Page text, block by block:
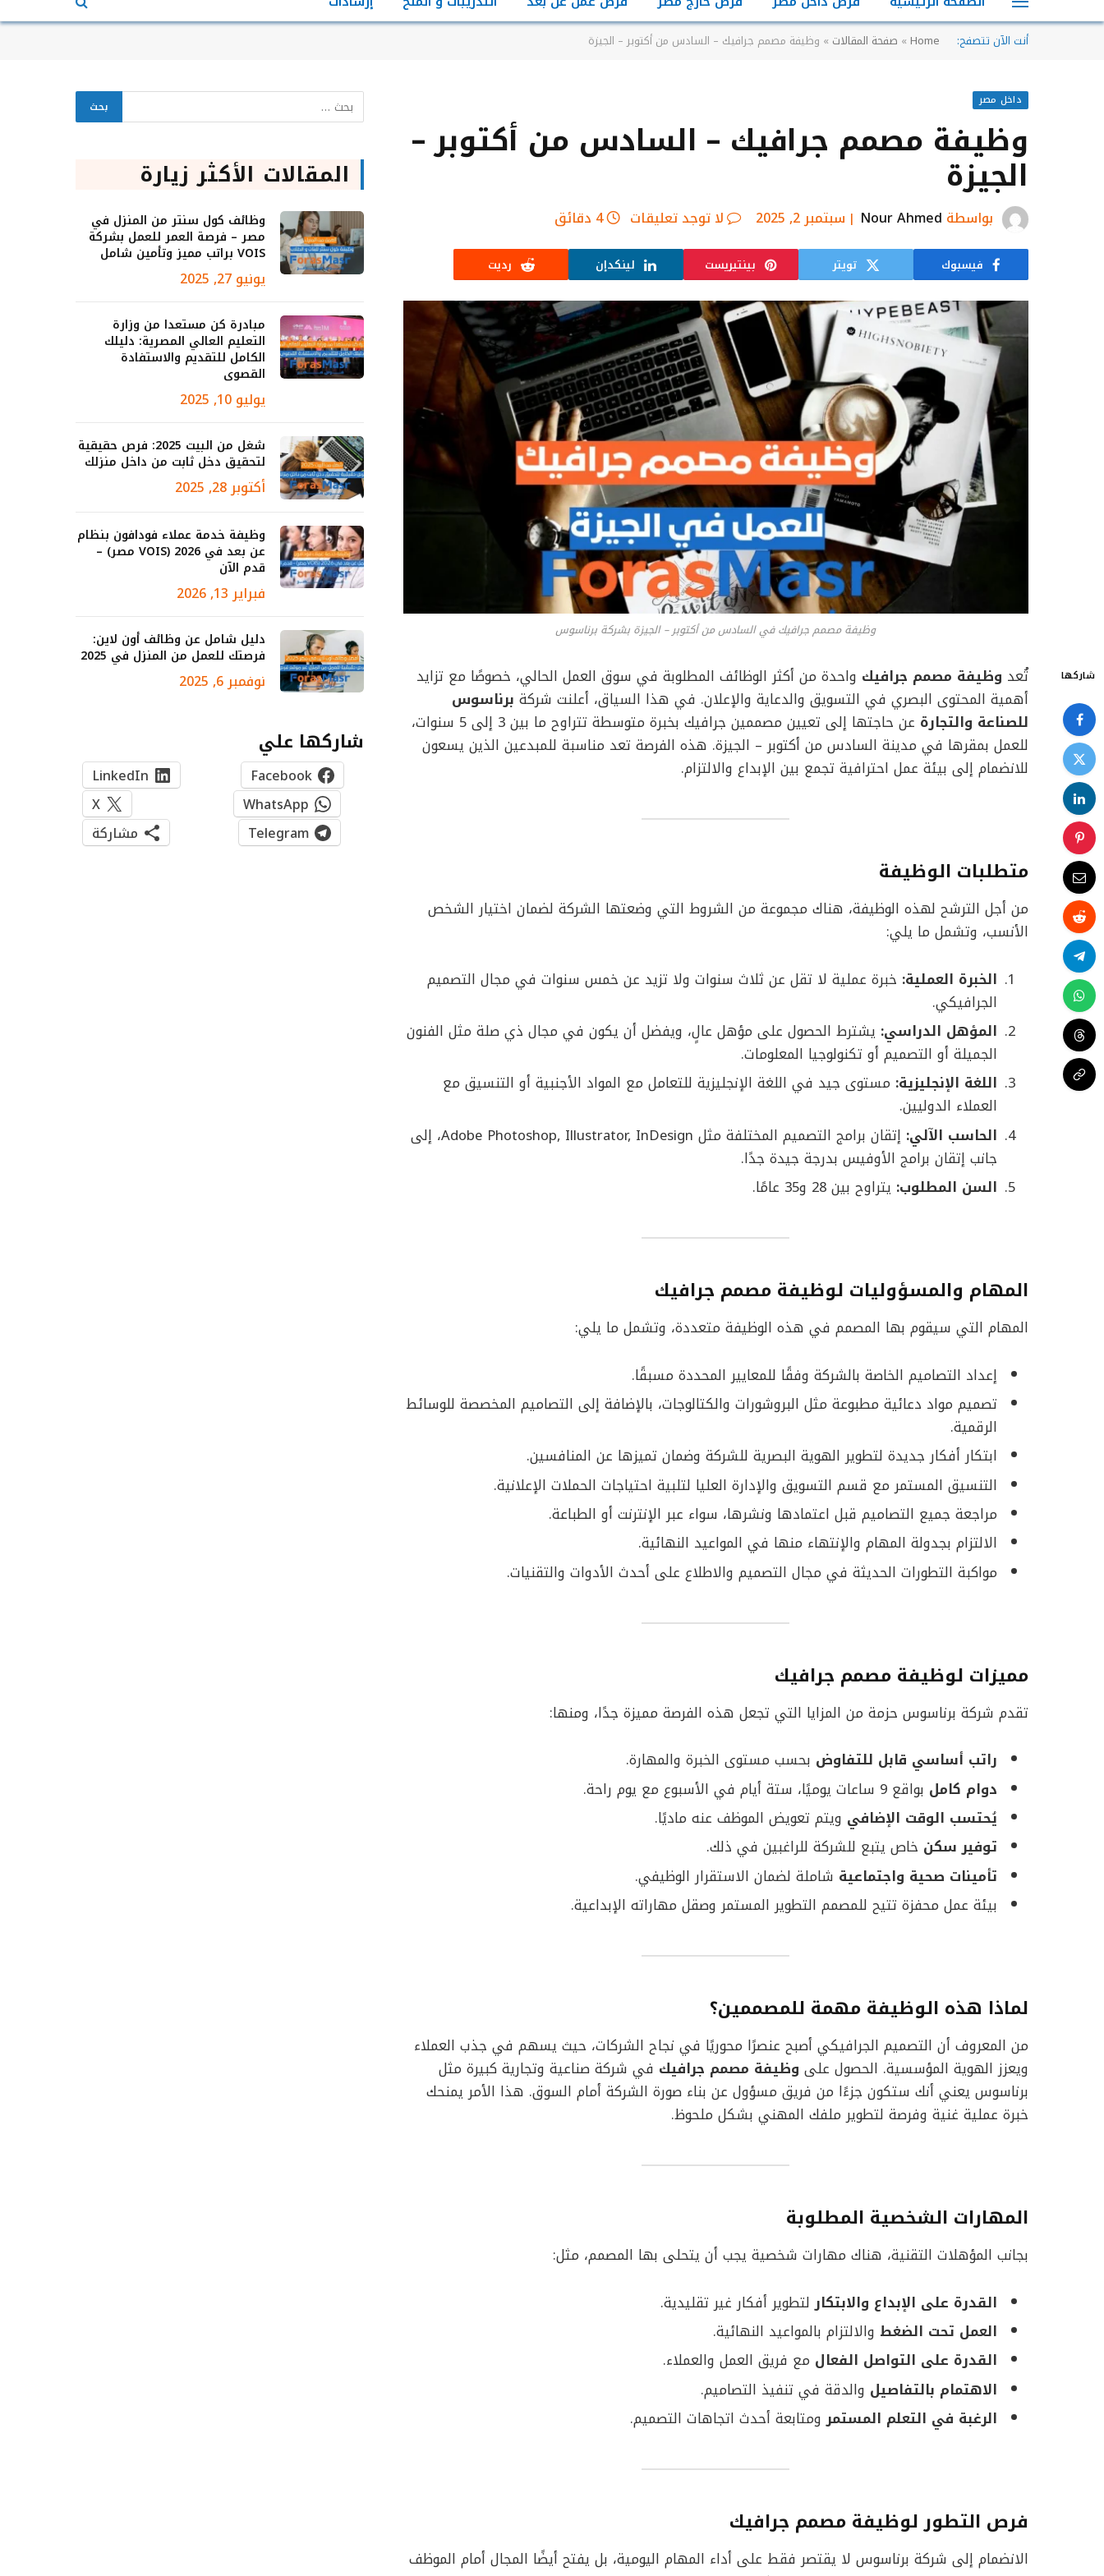
أنت الآن تتصفح: Home
» صفحة المقالات » وظيفة مصمم جرافيك – السادس من أكتوبر – الجيزة
داخل مصر
وظيفة مصمم جرافيك – السادس من أكتوبر –
الجيزة
بواسطة Nour Ahmed سبتمبر 2, 2025 لا توجد تعليقات 4 دقائق
فيسبوك تويتر بينتيريست لينكدإن رديت
وظيفة مصمم جرافيك في السادس من أكتوبر – الجيزة بشركة برناسوس
شاركها تُعد وظيفة مصمم جرافيك واحدة من أكثر الوظائف المطلوبة في سوق العمل الحالي، خصوصًا مع تزايد
أهمية المحتوى البصري في التسويق والدعاية والإعلان. في هذا السياق، أعلنت شركة برناسوس
للصناعة والتجارة
عن حاجتها إلى تعيين مصممين جرافيك بخبرة متوسطة تتراوح ما بين 3 إلى 5 سنوات،
للعمل بمقرها في مدينة السادس من أكتوبر – الجيزة. هذه الفرصة تعد مناسبة للمبدعين الذين يسعون
للانضمام إلى بيئة عمل احترافية تجمع بين الإبداع والالتزام.
متطلبات الوظيفة
من أجل الترشح لهذه الوظيفة، هناك مجموعة من الشروط التي وضعتها الشركة لضمان اختيار الشخص
الأنسب، وتشمل ما يلي:
الخبرة العملية: خبرة عملية لا تقل عن ثلاث سنوات ولا تزيد عن خمس سنوات في مجال التصميم
الجرافيكي.
المؤهل الدراسي: يشترط الحصول على مؤهل عالٍ، ويفضل أن يكون في مجال ذي صلة مثل الفنون
الجميلة أو التصميم أو تكنولوجيا المعلومات.
اللغة الإنجليزية: مستوى جيد في اللغة الإنجليزية للتعامل مع المواد الأجنبية أو التنسيق مع
العملاء الدوليين.
الحاسب الآلي:
إتقان برامج التصميم المختلفة مثل Adobe Photoshop, Illustrator, InDesign، إلى
جانب إتقان برامج الأوفيس بدرجة جيدة جدًا.
السن المطلوب: يتراوح بين 28 و35 عامًا.
المهام والمسؤوليات لوظيفة مصمم جرافيك
المهام التي سيقوم بها المصمم في هذه الوظيفة متعددة، وتشمل ما يلي:
إعداد التصاميم الخاصة بالشركة وفقًا للمعايير المحددة مسبقًا.
تصميم مواد دعائية مطبوعة مثل البروشورات والكتالوجات، بالإضافة إلى التصاميم المخصصة للوسائط
الرقمية.
ابتكار أفكار جديدة لتطوير الهوية البصرية للشركة وضمان تميزها عن المنافسين.
التنسيق المستمر مع قسم التسويق والإدارة العليا لتلبية احتياجات الحملات الإعلانية.
مراجعة جميع التصاميم قبل اعتمادها ونشرها، سواء عبر الإنترنت أو الطباعة.
الالتزام بجدولة المهام والإنتهاء منها في المواعيد النهائية.
مواكبة التطورات الحديثة في مجال التصميم والاطلاع على أحدث الأدوات والتقنيات.
مميزات لوظيفة مصمم جرافيك
تقدم شركة برناسوس حزمة من المزايا التي تجعل هذه الفرصة مميزة جدًا، ومنها:
راتب أساسي قابل للتفاوض بحسب مستوى الخبرة والمهارة.
دوام كامل بواقع 9 ساعات يوميًا، ستة أيام في الأسبوع مع يوم راحة.
يُحتسب الوقت الإضافي ويتم تعويض الموظف عنه ماديًا.
توفير سكن خاص يتبع للشركة للراغبين في ذلك.
تأمينات صحية واجتماعية شاملة لضمان الاستقرار الوظيفي.
بيئة عمل محفزة تتيح للمصمم التطوير المستمر وصقل مهاراته الإبداعية.
لماذا هذه الوظيفة مهمة للمصممين؟
من المعروف أن التصميم الجرافيكي أصبح عنصرًا محوريًا في نجاح الشركات، حيث يسهم في جذب العملاء
ويعزز الهوية المؤسسية. الحصول على وظيفة مصمم جرافيك في شركة صناعية وتجارية كبيرة مثل
برناسوس يعني أنك ستكون جزءًا من فريق مسؤول عن بناء صورة الشركة أمام السوق. هذا الأمر يمنحك
خبرة عملية غنية وفرصة لتطوير ملفك المهني بشكل ملحوظ.
المهارات الشخصية المطلوبة
بجانب المؤهلات التقنية، هناك مهارات شخصية يجب أن يتحلى بها المصمم، مثل:
القدرة على الإبداع والابتكارلتطوير أفكار غير تقليدية.
العمل تحت الضغط والالتزام بالمواعيد النهائية.
القدرة على التواصل الفعال مع فريق العمل والعملاء.
الاهتمام بالتفاصيل والدقة في تنفيذ التصاميم.
الرغبة في التعلم المستمرومتابعة أحدث اتجاهات التصميم.
فرص التطور لوظيفة مصمم جرافيك
الانضمام إلى شركة برناسوس لا يقتصر فقط على أداء المهام اليومية، بل يفتح أيضًا المجال أمام الموظف
المقالات الأكثر زيارة
وظائف كول سنتر من المنزل في
مصر – فرصة العمر للعمل بشركة
VOIS براتب مميز وتأمين شامل
يونيو 27, 2025
مبادرة كن مستعدا من وزارة
التعليم العالي المصرية: دليلك
الكامل للتقديم والاستفادة
القصوى
يوليو 10, 2025
شغل من البيت 2025: فرص حقيقية
لتحقيق دخل ثابت من داخل منزلك
أكتوبر 28, 2025
وظيفة خدمة عملاء فودافون بنظام
عن بعد في 2026 (VOIS مصر) –
قدم الآن
فبراير 13, 2026
دليل شامل عن وظائف أون لاين:
فرصتك للعمل من المنزل في 2025
نوفمبر 6, 2025
شاركها علي
Facebook
LinkedIn
WhatsApp
X
Telegram
مشاركة